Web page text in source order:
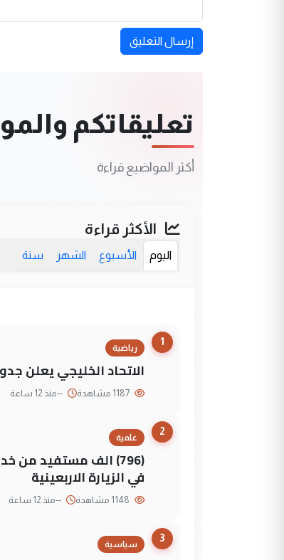
إرسال التعليق
تعليقاتكم
أكثر المواضيع قراءة
الأكثر قراءة
اليوم الأسبوع الشهر سنة
1
رياضية
الاتحاد الخليجي يعلن جدول مباريات
--منذ 12 ساعة
2
علمية
(796) الف مستفيد من
في الزيارة الاربعينية
--منذ 12 ساعة
3
سياسية